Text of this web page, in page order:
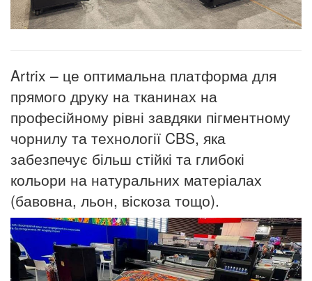
Artrix – це оптимальна платформа для
прямого друку на тканинах на
професійному рівні завдяки пігментному
чорнилу та технології CBS, яка
забезпечує більш стійкі та глибокі
кольори на натуральних матеріалах
(бавовна, льон, віскоза тощо).